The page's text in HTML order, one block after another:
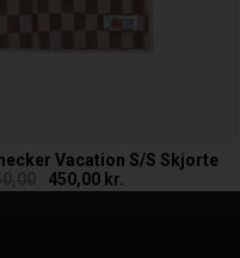
Vacation S/S Skjorte
450,00 kr.